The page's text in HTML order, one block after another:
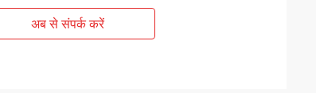
अब से संपर्क करें